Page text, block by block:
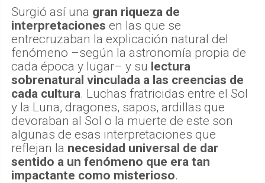
Surgió así una gran riqueza de
interpretaciones en las que se
entrecruzaban la explicación natural del
fenómeno –según la astronomía propia de
cada época y lugar– y su lectura
sobrenatural vinculada a las creencias de
cada cultura. Luchas fratricidas entre el Sol
y la Luna, dragones, sapos, ardillas que
devoraban al Sol o la muerte de este son
algunas de esas interpretaciones que
reflejan la necesidad universal de dar
sentido a un fenómeno que era tan
impactante como misterioso.